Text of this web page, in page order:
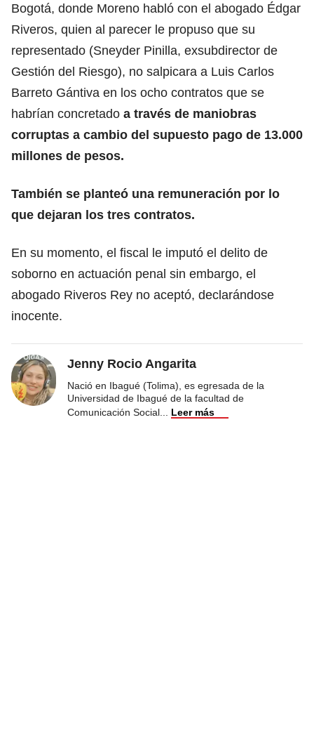
Bogotá, donde Moreno habló con el abogado Édgar
Riveros, quien al parecer le propuso que su
representado (Sneyder Pinilla, exsubdirector de
Gestión del Riesgo), no salpicara a Luis Carlos
Barreto Gántiva en los ocho contratos que se
habrían concretado a través de maniobras
corruptas a cambio del supuesto pago de 13.000
millones de pesos.
También se planteó una remuneración por lo
que dejaran los tres contratos.
En su momento, el fiscal le imputó el delito de
soborno en actuación penal sin embargo, el
abogado Riveros Rey no aceptó, declarándose
inocente.
Jenny Rocio Angarita
Nació en Ibagué (Tolima), es egresada de la
Universidad de Ibagué de la facultad de
Comunicación Social
Leer más